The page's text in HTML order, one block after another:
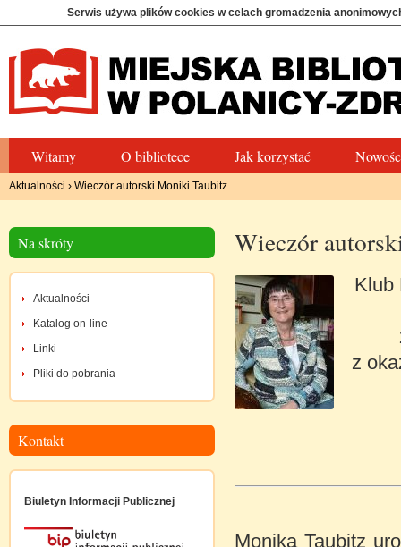
Serwis używa plików cookies w celach gromadzenia
Witamy O bibliotece Jak korzystać
Aktualności › Wieczór autorski Moniki Taubitz
Na skróty
Aktualności
Katalog on-line
Linki
Pliki do pobrania
Kontakt
Biuletyn Informacji Publicznej
Wieczór
Klub
z
Monika Taubitz